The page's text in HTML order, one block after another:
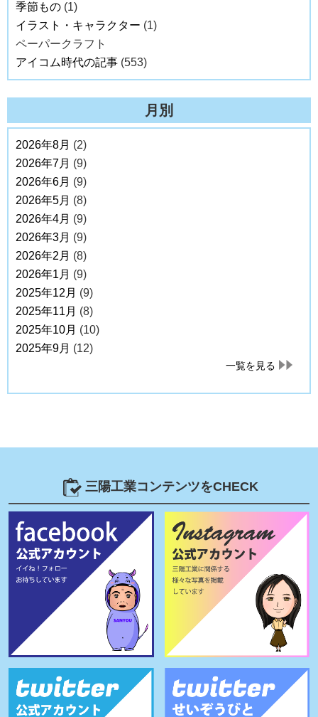
季節もの (1)
イラスト・キャラクター (1)
ペーパークラフト
アイコム時代の記事 (553)
月別
2026年8月 (2)
2026年7月 (9)
2026年6月 (9)
2026年5月 (8)
2026年4月 (9)
2026年3月 (9)
2026年2月 (8)
2026年1月 (9)
2025年12月 (9)
2025年11月 (8)
2025年10月 (10)
2025年9月 (12)
一覧を見る
三陽工業コンテンツをCHECK